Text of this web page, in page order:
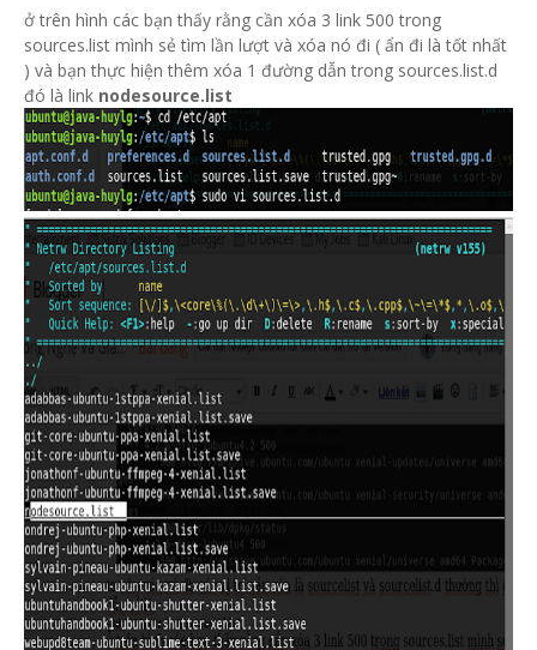
ở trên hình các bạn thấy rằng cần xóa 3 link 500 trong
sources.list mình sẻ tìm lần lượt và xóa nó đi ( ẩn đi là tốt nhất
) và bạn thực hiện thêm xóa 1 đường dẫn trong sources.list.d
đó là link nodesource.list